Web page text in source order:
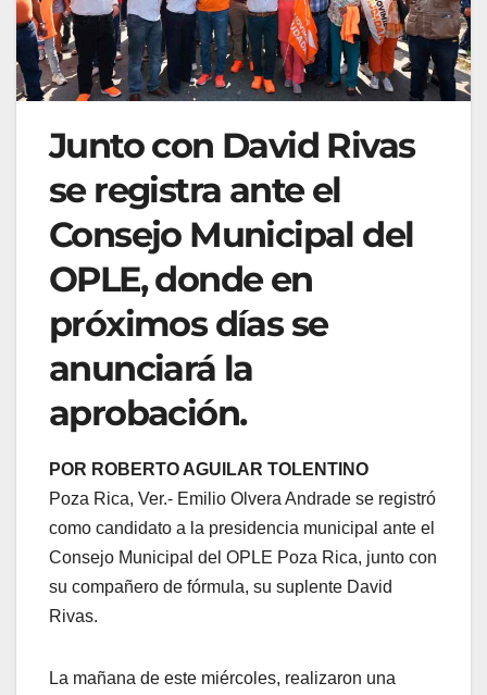
Junto con David Rivas
se registra ante el
Consejo Municipal del
OPLE, donde en
próximos días se
anunciará la
aprobación.
POR ROBERTO AGUILAR TOLENTINO
Poza Rica, Ver.- Emilio Olvera Andrade se registró
como candidato a la presidencia municipal ante el
Consejo Municipal del OPLE Poza Rica, junto con
su compañero de fórmula, su suplente David
Rivas.
La mañana de este miércoles, realizaron una